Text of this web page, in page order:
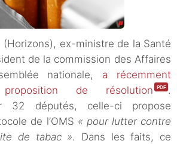
(Horizons), ex-ministre de la Santé
de la commission des Affaires
nationale, a récemment
de résolution
.
32 députés, celle-ci propose
de l’OMS « pour lutter contre
de tabac ». Dans les faits, ce